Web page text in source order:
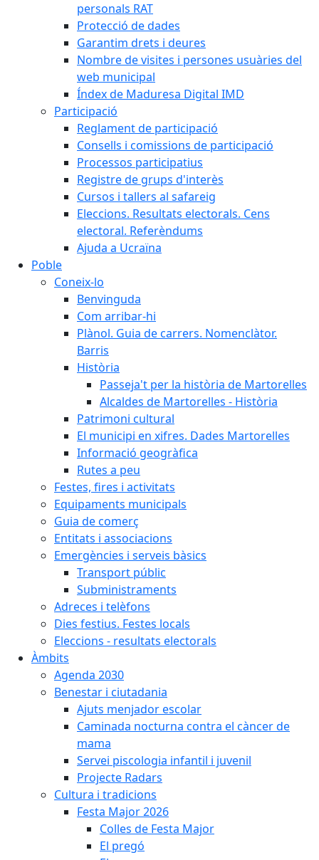
personals RAT
Protecció de dades
Garantim drets i deures
Nombre de visites i persones usuàries del
web municipal
Índex de Maduresa Digital IMD
Participació
Reglament de participació
Consells i comissions de participació
Processos participatius
Registre de grups d'interès
Cursos i tallers al safareig
Eleccions. Resultats electorals. Cens
electoral. Referèndums
Ajuda a Ucraïna
Poble
Coneix-lo
Benvinguda
Com arribar-hi
Plànol. Guia de carrers. Nomenclàtor.
Barris
Història
Passeja't per la història de Martorelles
Alcaldes de Martorelles - Història
Patrimoni cultural
El municipi en xifres. Dades Martorelles
Informació geogràfica
Rutes a peu
Festes, fires i activitats
Equipaments municipals
Guia de comerç
Entitats i associacions
Emergències i serveis bàsics
Transport públic
Subministraments
Adreces i telèfons
Dies festius. Festes locals
Eleccions - resultats electorals
Àmbits
Agenda 2030
Benestar i ciutadania
Ajuts menjador escolar
Caminada nocturna contra el càncer de
mama
Servei piscologia infantil i juvenil
Projecte Radars
Cultura i tradicions
Festa Major 2026
Colles de Festa Major
El pregó